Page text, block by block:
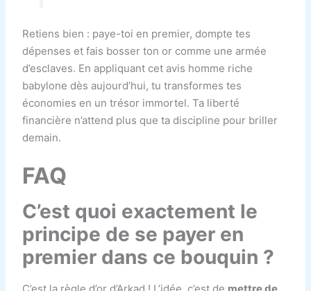
Retiens bien : paye-toi en premier, dompte tes
dépenses et fais bosser ton or comme une armée
d’esclaves. En appliquant cet avis homme riche
babylone dès aujourd’hui, tu transformes tes
économies en un trésor immortel. Ta liberté
financière n’attend plus que ta discipline pour briller
demain.
FAQ
C’est quoi exactement le
principe de se payer en
premier dans ce bouquin ?